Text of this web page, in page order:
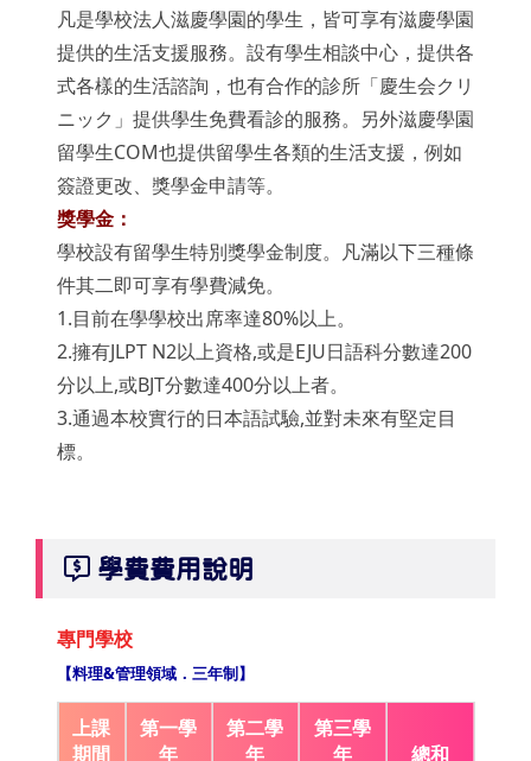
凡是學校法人滋慶學園的學生，皆可享有滋慶學園
提供的生活支援服務。設有學生相談中心，提供各
式各樣的生活諮詢，也有合作的診所「慶生会クリ
ニック」提供學生免費看診的服務。另外滋慶學園
留學生COM也提供留學生各類的生活支援，例如
簽證更改、獎學金申請等。
獎學金：
學校設有留學生特別獎學金制度。凡滿以下三種條
件其二即可享有學費減免。
1.目前在學學校出席率達80%以上。
2.擁有JLPT N2以上資格,或是EJU日語科分數達200
分以上,或BJT分數達400分以上者。
3.通過本校實行的日本語試驗,並對未來有堅定目
標。
學費費用說明
專門學校
【料理&管理領域．三年制】
上課
期間
第一學
年
第二學
年
第三學
年
總和